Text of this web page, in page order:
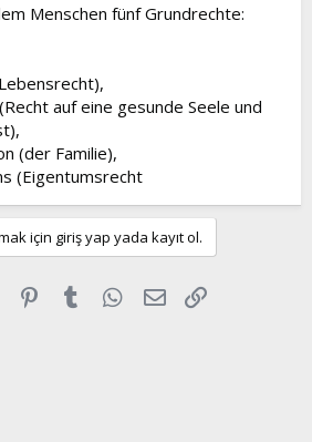
Menschen fünf Grundrechte:
auf eine gesunde Seele und
(der Familie),
(Eigentumsrecht
için giriş yap yada kayıt ol.
Reddit Pinterest
Tumblr WhatsApp
E-posta